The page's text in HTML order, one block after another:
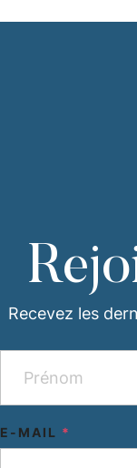
Recevez les
E-MAIL *